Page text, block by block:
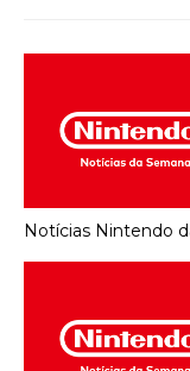
Notícias Nintendo